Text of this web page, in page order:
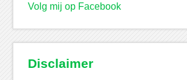
Volg mij op Facebook
Disclaimer